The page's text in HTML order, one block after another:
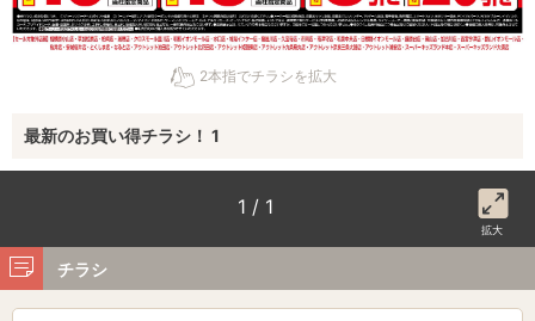
2本指でチラシを拡大
最新のお買い得チラシ！ 1
1 / 1
拡大
チラシ